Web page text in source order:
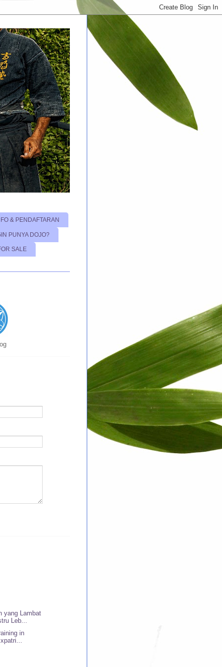
& PENDAFTARAN
PUNYA DOJO?
SALE
yang Lambat
Leb...
in